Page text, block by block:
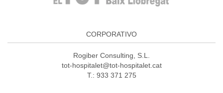
CORPORATIVO
Rogiber Consulting, S.L.
tot-hospitalet@tot-hospitalet.cat
T.: 933 371 275